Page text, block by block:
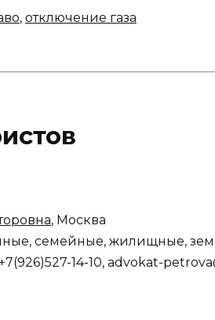
, отключение газа
, Москва
семейные, жилищные,
14-10, advokat-